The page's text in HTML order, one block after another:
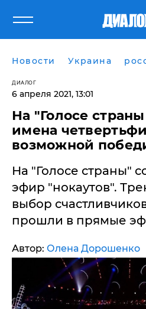
Новости Украина
ДИАЛОГ
6 апреля 2021, 13:01
На "Голосе страны
имена
возможной
На "Голосе страны"
эфир "нокаутов".
выбор
прошли в прямые
Автор: Олена Дорошенко